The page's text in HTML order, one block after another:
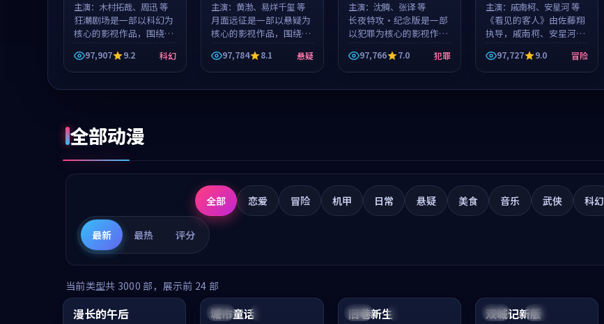
主演： 木村拓哉、周迅 等
狂潮剧场是一部以科幻为
核心的影视作品，围绕危
机、反转与人物成长展
开，整体节奏紧凑，值得
推荐观看。
97,907 9.2 科幻
主演： 黄渤、易烊千玺 等
月面远征是一部以悬疑为
核心的影视作品，围绕危
机、反转与人物成长展
开，整体节奏紧凑，值得
推荐观看。
97,784 8.1 悬疑
主演： 沈腾、张译 等
长夜特攻·纪念版是一部
以犯罪为核心的影视作
品，围绕危机、反转与人
物成长展开，整体节奏紧
凑，值得推荐观看。
97,766 7.0 犯罪
主演： 戚南柯、安星河 等
《看见的客人》由佐藤翔
执导，戚南柯、安星河领
衔主演，是一部2018年上
映的泰国冒险动漫。影片
以海岸抒情为切入，呈现
一段从初遇到告别都浸着
97,727 9.0 冒险
全部动漫
全部 恋爱 冒险 机甲 日常 悬疑 美食 音乐 武侠 科幻
最新 最热 评分
当前类型共 3000 部，展示前 24 部
中国 高分
99:16
漫长的午后 美国
城市童话 英国
旧巷新生 中国 独播
双城记新版